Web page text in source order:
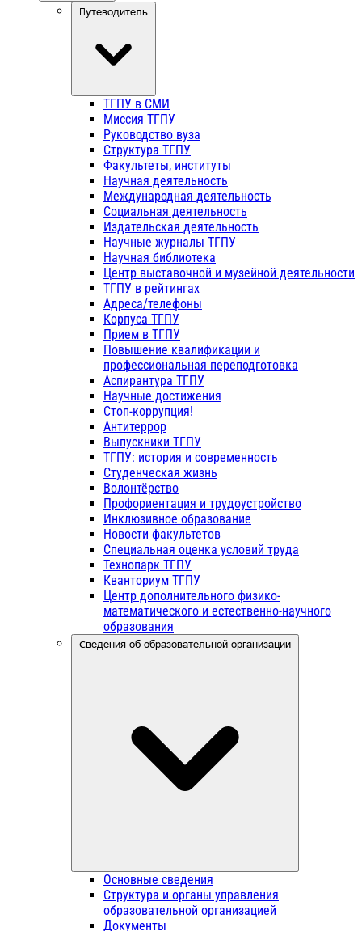
Путеводитель
ТГПУ в СМИ
Миссия ТГПУ
Руководство вуза
Структура ТГПУ
Факультеты, институты
Научная деятельность
Международная деятельность
Социальная деятельность
Издательская деятельность
Научные журналы ТГПУ
Научная библиотека
Центр выставочной и музейной деятельности
ТГПУ в рейтингах
Адреса/телефоны
Корпуса ТГПУ
Прием в ТГПУ
Повышение квалификации и
профессиональная переподготовка
Аспирантура ТГПУ
Научные достижения
Стоп-коррупция!
Антитеррор
Выпускники ТГПУ
ТГПУ: история и современность
Студенческая жизнь
Волонтёрство
Профориентация и трудоустройство
Инклюзивное образование
Новости факультетов
Специальная оценка условий труда
Технопарк ТГПУ
Кванториум ТГПУ
Центр дополнительного физико-
математического и естественно-научного
образования
Сведения об образовательной организации
Основные сведения
Структура и органы управления
образовательной организацией
Документы